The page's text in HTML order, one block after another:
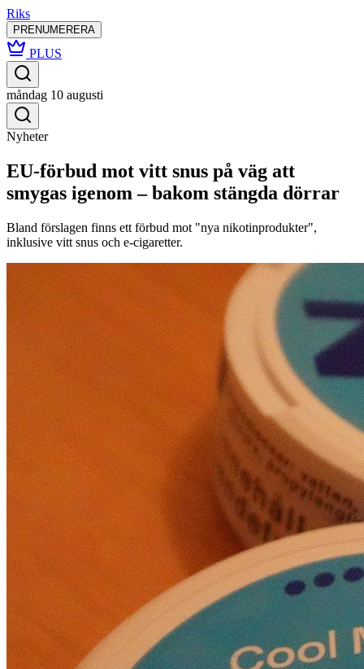
Riks
PRENUMERERA
PLUS
måndag 10 augusti
Nyheter
EU-förbud mot vitt snus på väg att
smygas igenom – bakom stängda dörrar
Bland förslagen finns ett förbud mot "nya nikotinprodukter",
inklusive vitt snus och e-cigaretter.